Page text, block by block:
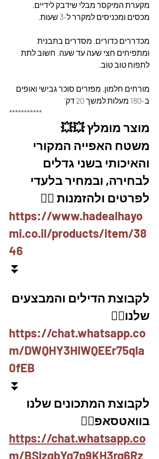
מקערת המיקסר מבלי שידבק לידיים.
מכסים ומכניסים למקרר ל-3 שעות.
מכדררים כדורים, מסדרים בתבנית
ומתפיחים חצי שעה עד שעה, חשוב לתת
לתפוח טוב טוב.
מורחים חלמון, מפזרים סוכר גבישי ואופים
ב-180 מעלות למשך 20 דק'
***********
מוצר מומלץ 💥💥
משטח האפייה המקורי
והאיכותי בשני גדלים
לבחירה, ובמחיר בלעדי
לפרטים ולהזמנות 👇🏼
https://www.hadealhayo
mi.co.il/products/item/38
46
⏬
לקבוצת הדילים והמבצעים
שלנו👇🏽
https://chat.whatsapp.co
m/DWQHY3HIWQEEr75qla
0fEB
⏬
לקבוצת המתכונים שלנו
בוואטסאפ👇🏽
https://chat.whatsapp.co
m/BSlzgbYg7p9KH3rg6Rz